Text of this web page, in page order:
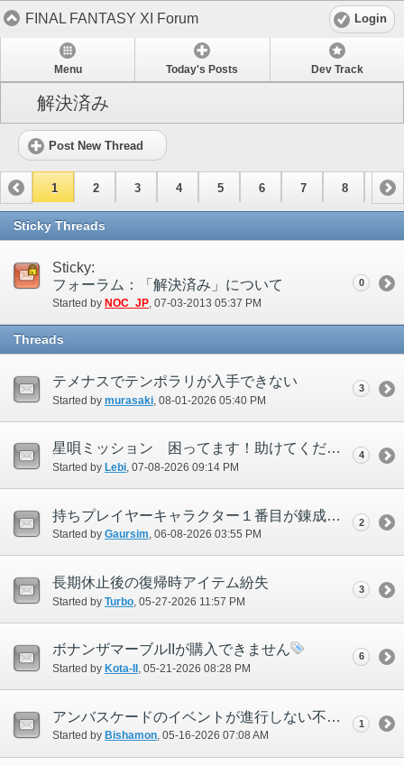
FINAL FANTASY XI Forum Login
Menu Today's Posts Dev Track
解決済み
Post New Thread
1 2 3 4 5 6 7 8 9
10 11
Sticky Threads
Sticky:
フォーラム：「解決済み」について
Started by NOC_JP‎, 07-03-2013 05:37 PM
0
Threads
テメナスでテンポラリが入手できない
Started by murasaki ‎, 08-01-2026 05:40 PM
3
星唄ミッション 困ってます！助けてください。
Started by Lebi‎, 07-08-2026 09:14 PM
4
持ちプレイヤーキャラクター１番目が錬成ユニットをエンジニアから購入できない。 俗にいう倉庫キャラ（２番目以降）は購入できる
Started by Gaursim‎, 06-08-2026 03:55 PM
2
長期休止後の復帰時アイテム紛失
Started by Turbo ‎, 05-27-2026 11:57 PM
3
ボナンザマーブルIIが購入できません
Started by Kota-II ‎, 05-21-2026 08:28 PM
6
アンバスケードのイベントが進行しない不具合について
Started by Bishamon‎, 05-16-2026 07:08 AM
1